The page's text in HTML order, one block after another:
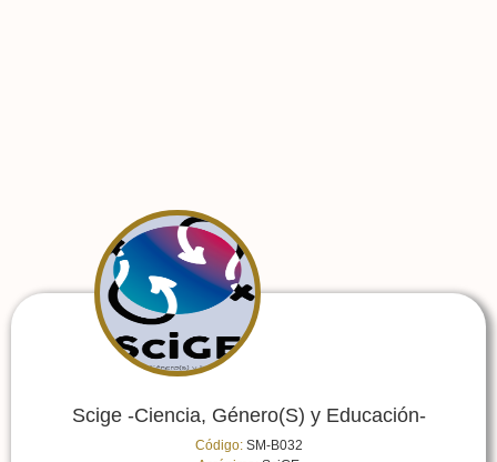
Scige -Ciencia, Género(S) y Educación-
Código:SM-B032